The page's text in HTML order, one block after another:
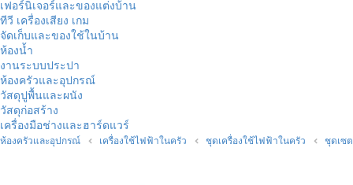
เฟอร์นิเจอร์และของแต่งบ้าน
ทีวี เครื่องเสียง เกม
จัดเก็บและของใช้ในบ้าน
ห้องน้ำ
งานระบบประปา
ห้องครัวและอุปกรณ์
วัสดุปูพื้นและผนัง
วัสดุก่อสร้าง
เครื่องมือช่างและฮาร์ดแวร์
ห้องครัวและอุปกรณ์ เครื่องใช้ไฟฟ้าในครัว ชุดเครื่องใช้ไฟฟ้าในครัว ชุดเซ